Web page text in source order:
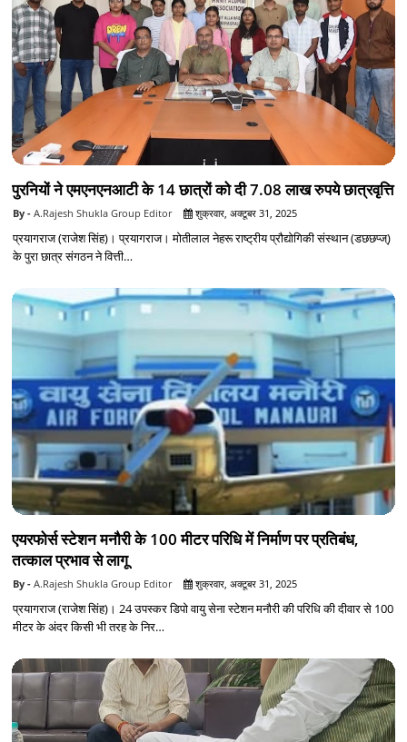
पुरनियों ने एमएनएनआटी के 14 छात्रों को दी 7.08 लाख रुपये छात्रवृत्ति
A.Rajesh Shukla Group Editor शुक्रवार, अक्टूबर 31, 2025
प्रयागराज (राजेश सिंह)। प्रयागराज। मोतीलाल नेहरू राष्ट्रीय प्रौद्योगिकी संस्थान (डछछप्ज्)
के पुरा छात्र संगठन ने वित्ती…
एयरफोर्स स्टेशन मनौरी के 100 मीटर परिधि में निर्माण पर प्रतिबंध,
तत्काल प्रभाव से लागू
A.Rajesh Shukla Group Editor शुक्रवार, अक्टूबर 31, 2025
प्रयागराज (राजेश सिंह)। 24 उपस्कर डिपो वायु सेना स्टेशन मनौरी की परिधि की दीवार से 100
मीटर के अंदर किसी भी तरह के निर…